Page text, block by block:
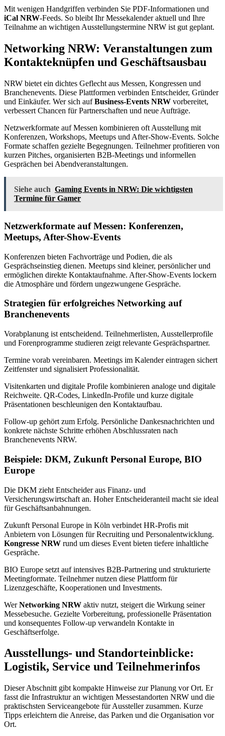
Mit wenigen Handgriffen verbinden Sie PDF-Informationen und
iCal NRW-Feeds. So bleibt Ihr Messekalender aktuell und Ihre
Teilnahme an wichtigen Ausstellungstermine NRW ist gut geplant.
Networking NRW: Veranstaltungen zum
Kontakteknüpfen und Geschäftsausbau
NRW bietet ein dichtes Geflecht aus Messen, Kongressen und
Branchenevents. Diese Plattformen verbinden Entscheider, Gründer
und Einkäufer. Wer sich aufBusiness-Events NRW vorbereitet,
verbessert Chancen für Partnerschaften und neue Aufträge.
Netzwerkformate auf Messen kombinieren oft Ausstellung mit
Konferenzen, Workshops, Meetups und After-Show-Events. Solche
Formate schaffen gezielte Begegnungen. Teilnehmer profitieren von
kurzen Pitches, organisierten B2B-Meetings und informellen
Gesprächen bei Abendveranstaltungen.
Siehe auch Gaming Events in NRW: Die wichtigsten
Termine für Gamer
Netzwerkformate auf Messen: Konferenzen,
Meetups, After-Show-Events
Konferenzen bieten Fachvorträge und Podien, die als
Gesprächseinstieg dienen. Meetups sind kleiner, persönlicher und
ermöglichen direkte Kontaktaufnahme. After-Show-Events lockern
die Atmosphäre und fördern ungezwungene Gespräche.
Strategien für erfolgreiches Networking auf
Branchenevents
Vorabplanung ist entscheidend. Teilnehmerlisten, Ausstellerprofile
und Forenprogramme studieren zeigt relevante Gesprächspartner.
Termine vorab vereinbaren. Meetings im Kalender eintragen sichert
Zeitfenster und signalisiert Professionalität.
Visitenkarten und digitale Profile kombinieren analoge und digitale
Reichweite. QR-Codes, LinkedIn-Profile und kurze digitale
Präsentationen beschleunigen den Kontaktaufbau.
Follow-up gehört zum Erfolg. Persönliche Dankesnachrichten und
konkrete nächste Schritte erhöhen Abschlussraten nach
Branchenevents NRW.
Beispiele: DKM, Zukunft Personal Europe, BIO
Europe
Die DKM zieht Entscheider aus Finanz- und
Versicherungswirtschaft an. Hoher Entscheideranteil macht sie ideal
für Geschäftsanbahnungen.
Zukunft Personal Europe in Köln verbindet HR-Profis mit
Anbietern von Lösungen für Recruiting und Personalentwicklung.
Kongresse NRW rund um dieses Event bieten tiefere inhaltliche
Gespräche.
BIO Europe setzt auf intensives B2B-Partnering und strukturierte
Meetingformate. Teilnehmer nutzen diese Plattform für
Lizenzgeschäfte, Kooperationen und Investments.
WerNetworking NRW aktiv nutzt, steigert die Wirkung seiner
Messebesuche. Gezielte Vorbereitung, professionelle Präsentation
und konsequentes Follow-up verwandeln Kontakte in
Geschäftserfolge.
Ausstellungs- und Standorteinblicke:
Logistik, Service und Teilnehmerinfos
Dieser Abschnitt gibt kompakte Hinweise zur Planung vor Ort. Er
fasst die Infrastruktur an wichtigen Messestandorten NRW und die
praktischsten Serviceangebote für Aussteller zusammen. Kurze
Tipps erleichtern die Anreise, das Parken und die Organisation vor
Ort.